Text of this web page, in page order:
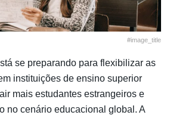
#image_title
se preparando para flexibilizar as
instituições de ensino superior
mais estudantes estrangeiros e
no cenário educacional global. A